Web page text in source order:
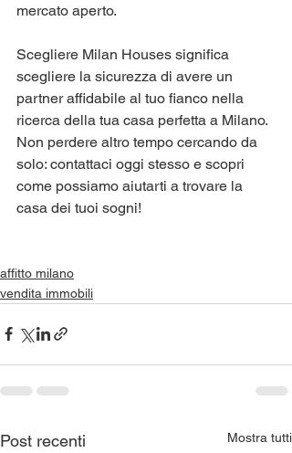
mercato aperto.
Scegliere Milan Houses significa
scegliere la sicurezza di avere un
partner affidabile al tuo fianco nella
ricerca della tua casa perfetta a Milano.
Non perdere altro tempo cercando da
solo: contattaci oggi stesso e scopri
come possiamo aiutarti a trovare la
casa dei tuoi sogni!
affitto milano
vendita immobili
Post recenti Mostra tutti